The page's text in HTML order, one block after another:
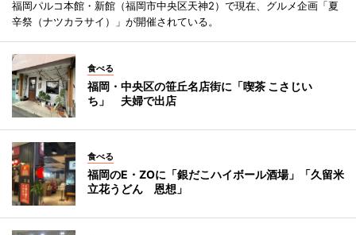
福岡パルコ本館・新館（福岡市中央区天神2）で現在、グルメ企画「夏
辛祭（ナツカラサイ）」が開催されている。
食べる
福岡・中央区の笹丘名店街に「喫茶 こさじい
ち」 夫婦で出店
食べる
福岡のE・ZOに「銀だこハイボール酒場」「久留米
立花うどん 恩想」